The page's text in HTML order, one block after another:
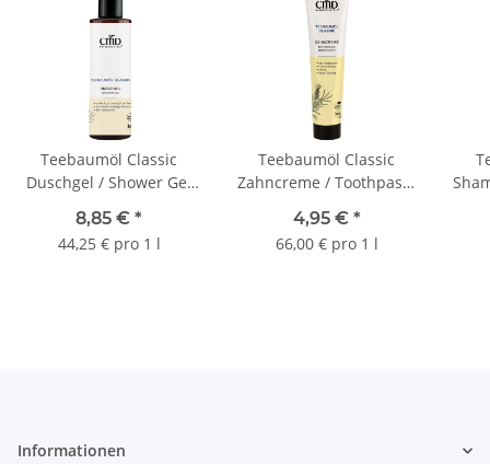
Teebaumöl Classic
Duschgel / Shower Gel
8,85 € *
44,25 € pro 1 l
Teebaumöl Classic
Zahncreme / Toothpaste
4,95 € *
66,00 € pro 1 l
Informationen